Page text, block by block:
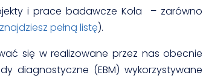
i prace badawcze Koła – zarówno
pełną listę).
się w realizowane przez nas obecnie
diagnostyczne (EBM) wykorzystywane